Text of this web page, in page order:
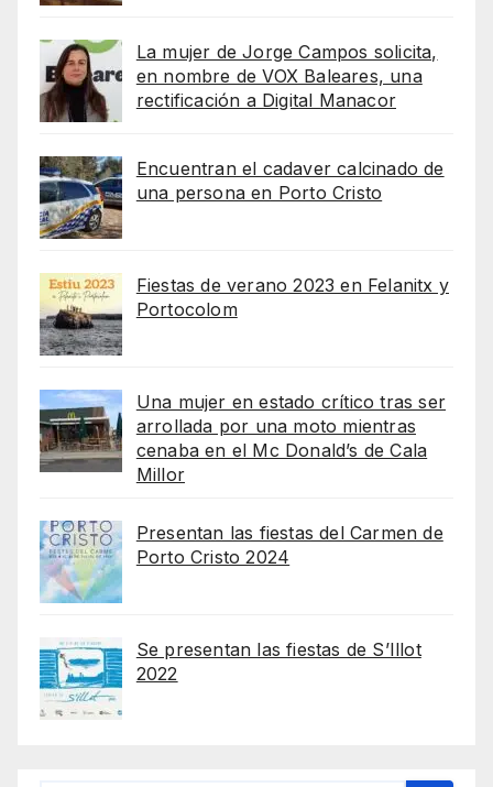
La mujer de Jorge Campos solicita,
en nombre de VOX Baleares, una
rectificación a Digital Manacor
Encuentran el cadaver calcinado de
una persona en Porto Cristo
Fiestas de verano 2023 en Felanitx y
Portocolom
Una mujer en estado crítico tras ser
arrollada por una moto mientras
cenaba en el Mc Donald’s de Cala
Millor
Presentan las fiestas del Carmen de
Porto Cristo 2024
Se presentan las fiestas de S’Illot
2022